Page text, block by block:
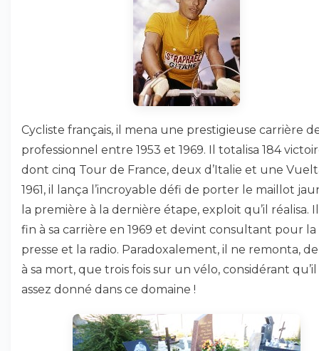
Cycliste français, il mena une prestigieuse carrière
professionnel entre 1953 et 1969. Il totalisa 184
dont cinq Tour de France, deux d’Italie et une
1961, il lança l’incroyable défi de porter le maillot
la première à la dernière étape, exploit qu’il réalisa.
fin à sa carrière en 1969 et devint consultant pour la
presse et la radio. Paradoxalement, il ne remonta, de
à sa mort, que trois fois sur un vélo, considérant
assez donné dans ce domaine !